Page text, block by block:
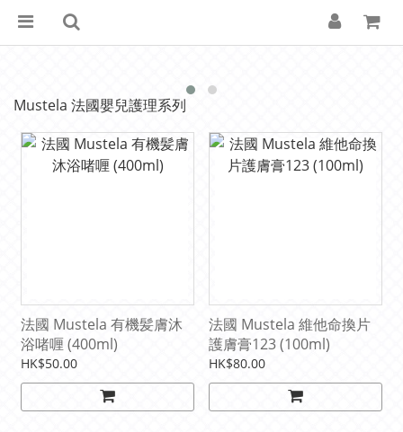
Mustela 法國嬰兒護理系列
法國 Mustela 有機髪膚沐
浴啫喱 (400ml)
HK$50.00
法國 Mustela 維他命換片
護膚膏123 (100ml)
HK$80.00